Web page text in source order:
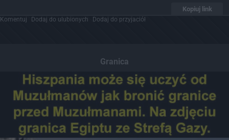
Kopiuj link
Komentuj Dodaj do ulubionych Dodaj do przyjaciół
Granica